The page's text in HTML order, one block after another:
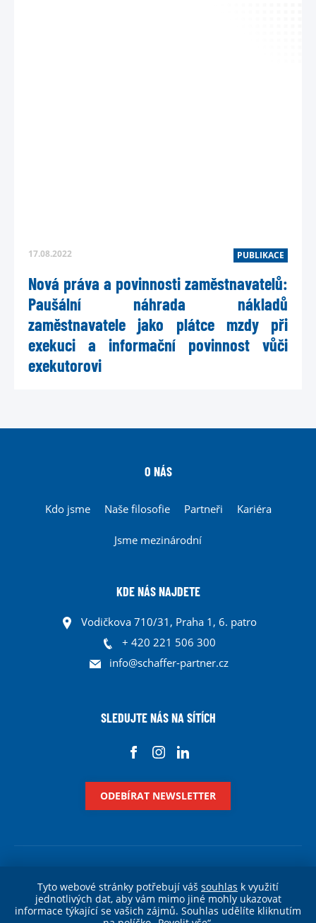
17.08.2022 PUBLIKACE
Nová práva a povinnosti zaměstnavatelů:
Paušální náhrada nákladů
zaměstnavatele jako plátce mzdy při
exekuci a informační povinnost vůči
exekutorovi
O NÁS
Kdo jsme Naše filosofie Partneři Kariéra
Jsme mezinárodní
KDE NÁS NAJDETE
Vodičkova 710/31, Praha 1, 6. patro
+ 420 221 506 300
info@schaffer-partner.cz
SLEDUJTE NÁS NA SÍTÍCH
ODEBÍRAT NEWSLETTER
Právní informace Ochrana osobních údajů
Zásady použití cookies
Tyto webové stránky potřebují váš souhlas k využití
jednotlivých dat, aby vám mimo jiné mohly ukazovat
informace týkající se vašich zájmů. Souhlas udělíte kliknutím